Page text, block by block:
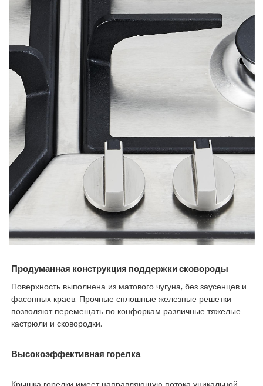
Продуманная конструкция поддержки сковороды
Поверхность выполнена из матового чугуна, без заусенцев и
фасонных краев. Прочные сплошные железные решетки
позволяют перемещать по конфоркам различные тяжелые
кастрюли и сковородки.
Высокоэффективная горелка